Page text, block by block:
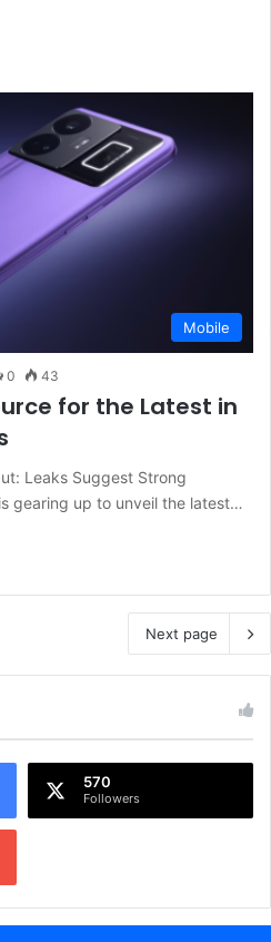
Mobile
0 43
for the Latest in
Leaks Suggest Strong
gearing up to unveil the latest…
Next page
570
Followers